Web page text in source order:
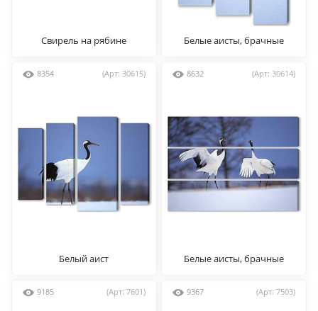
Свирель на рябине
Белые аисты, брачные
8354 (Арт: 30615)
Белый аист
8632 (Арт: 30614)
Белые аисты, брачные
9185 (Арт: 7601) 9367 (Арт: 7503)